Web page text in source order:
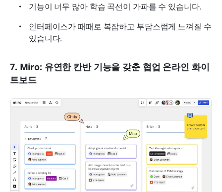
기능이 너무 많아 학습 곡선이 가파를 수 있습니다.
인터페이스가 때때로 복잡하고 부담스럽게 느껴질 수
있습니다.
7. Miro: 유연한 칸반 기능을 갖춘 협업 온라인 화이
트보드